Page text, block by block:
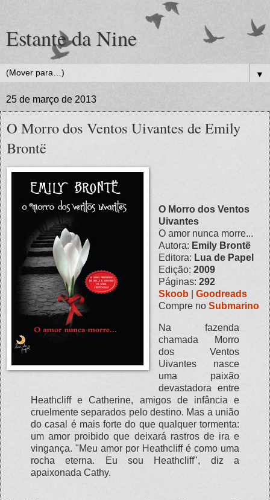
Estante da Nine
▼
25 de março de 2013
O Morro dos Ventos Uivantes de Emily
Brontë
O Morro dos Ventos
Uivantes
O amor nunca morre...
Autora: Emily Brontë
Editora: Lua de Papel
Edição: 2009
Páginas: 292
Skoob| Goodreads
Compre no Submarino
Na fazenda
chamada Morro
dos Ventos
Uivantes nasce
uma paixão
devastadora entre
Heathcliff e Catherine, amigos de infância e
cruelmente separados pelo destino. Mas a união
do casal é mais forte do que qualquer tormenta:
um amor proibido que deixará rastros de ira e
vingança. "Meu amor por Heathcliff é como uma
rocha eterna. Eu sou Heathcliff", diz a
apaixonada Cathy.